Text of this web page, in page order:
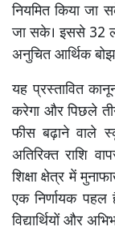
नियमित किया जा
जा सके। इससे 32
अनुचित आर्थिक बोझ
यह प्रस्तावित
करेगा और पिछले
फीस बढ़ाने वाले
अतिरिक्त राशि
शिक्षा क्षेत्र में
एक निर्णायक पहल
विद्यार्थियों और